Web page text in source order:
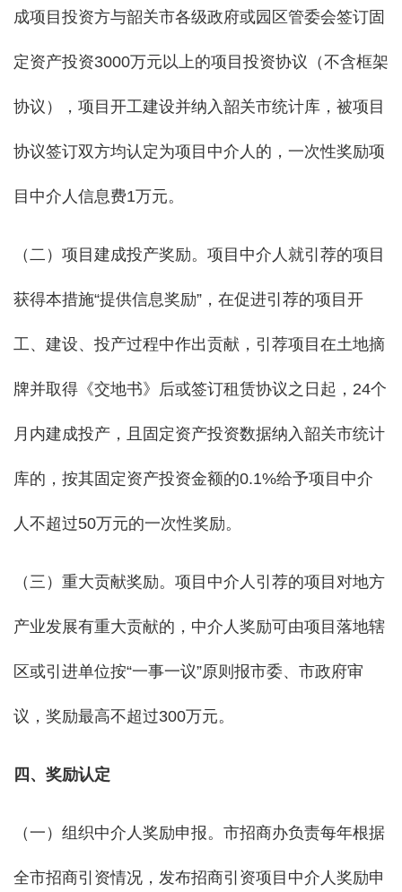
成项目投资方与韶关市各级政府或园区管委会签订固
定资产投资3000万元以上的项目投资协议（不含框架
协议），项目开工建设并纳入韶关市统计库，被项目
协议签订双方均认定为项目中介人的，一次性奖励项
目中介人信息费1万元。
（二）项目建成投产奖励。项目中介人就引荐的项目
获得本措施“提供信息奖励”，在促进引荐的项目开
工、建设、投产过程中作出贡献，引荐项目在土地摘
牌并取得《交地书》后或签订租赁协议之日起，24个
月内建成投产，且固定资产投资数据纳入韶关市统计
库的，按其固定资产投资金额的0.1%给予项目中介
人不超过50万元的一次性奖励。
（三）重大贡献奖励。项目中介人引荐的项目对地方
产业发展有重大贡献的，中介人奖励可由项目落地辖
区或引进单位按“一事一议”原则报市委、市政府审
议，奖励最高不超过300万元。
四、奖励认定
（一）组织中介人奖励申报。市招商办负责每年根据
全市招商引资情况，发布招商引资项目中介人奖励申